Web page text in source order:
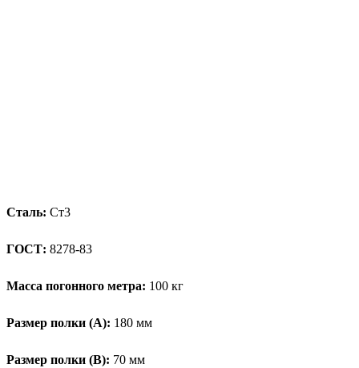
Сталь: Ст3
ГОСТ: 8278-83
Масса погонного метра: 100 кг
Размер полки (А): 180 мм
Размер полки (В): 70 мм